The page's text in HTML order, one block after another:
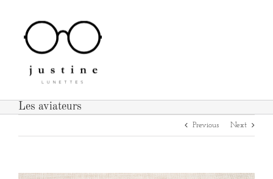
Les aviateurs
Previous Next